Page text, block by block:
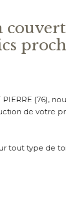
PIERRE (76),
de votre
tout type de